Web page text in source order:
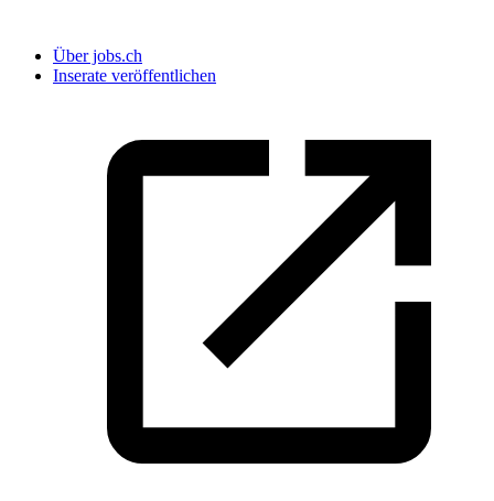
Über jobs.ch
Inserate veröffentlichen